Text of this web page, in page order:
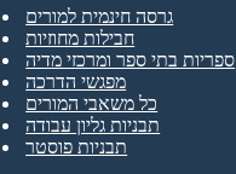
גרסה חינמית למורים
חבילות מחוזיות
ספריות בתי ספר ומרכזי מדיה
מפגשי הדרכה
כל משאבי המורים
תבניות גליון עבודה
תבניות פוסטר